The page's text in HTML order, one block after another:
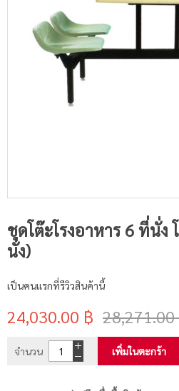
ชุดโต๊ะโรงอาหาร 6 ที่นั่ง
นั่ง)
เป็นคนแรกที่รีวิวสินค้านี้
24,030.00 ฿
จำนวน เพิ่มในตะกร้า